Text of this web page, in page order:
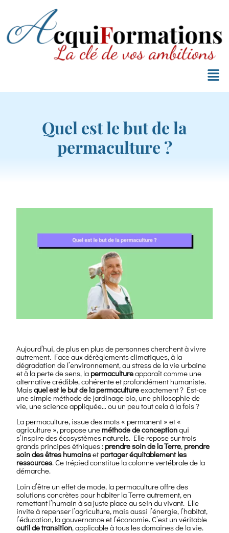
Quel est le but de la
permaculture ?
Aujourd’hui, de plus en plus de personnes cherchent à vivre
autrement. Face aux dérèglements climatiques, à la
dégradation de l’environnement, au stress de la vie urbaine
et à la perte de sens, la permacultureapparaît comme une
alternative crédible, cohérente et profondément humaniste.
Maisquel est le but de la permacultureexactement ? Est-ce
une simple méthode de jardinage bio, une philosophie de
vie, une science appliquée… ou un peu tout cela à la fois ?
La permaculture, issue des mots « permanent » et «
agriculture », propose une méthode de conceptionqui
s’inspire des écosystèmes naturels. Elle repose sur trois
grands principes éthiques : prendre soin de la Terre, prendre
soin des êtres humainset partager équitablement les
ressources. Ce trépied constitue la colonne vertébrale de la
démarche.
Loin d’être un effet de mode, la permaculture offre des
solutions concrètes pour habiter la Terre autrement, en
remettant l’humain à sa juste place au sein du vivant. Elle
invite à repenser l’agriculture, mais aussi l’énergie, l’habitat,
l’éducation, la gouvernance et l’économie. C’est un véritable
outil de transition, applicable à tous les domaines de la vie.